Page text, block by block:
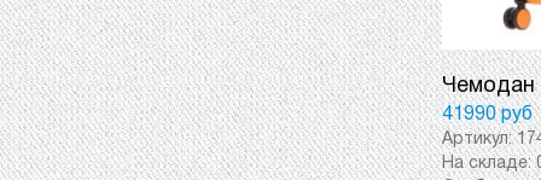
Чемодан
41990 руб
Артикул:
На складе: